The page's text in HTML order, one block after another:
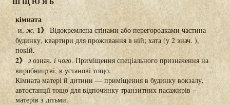
кімната
-и, ж. 1》 Відокремлена стінами або перегородками частина
будинку, квартири для проживання в ній; хата (у 2 знач. ),
покій.
2》 зознач. і чого. Приміщення спеціального призначення на
виробництві, в установі тощо.
Кімната матері й дитини — приміщення в будинку вокзалу,
автостанції тощо для відпочинку транзитних пасажирів –
матерів з дітьми.